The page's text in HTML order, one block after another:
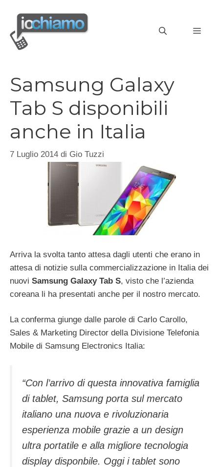
contenuto
Samsung Galaxy
Tab S disponibili
anche in Italia
7 Luglio 2014 di Gio Tuzzi
Arriva la svolta tanto attesa dagli utenti che erano in
attesa di notizie sulla commercializzazione in Italia dei
nuovi Samsung Galaxy Tab S, visto che l’azienda
coreana li ha presentati anche per il nostro mercato.
La conferma giunge dalle parole di Carlo Carollo,
Sales & Marketing Director della Divisione Telefonia
Mobile di Samsung Electronics Italia:
“Con l’arrivo di questa innovativa famiglia
di tablet, Samsung porta sul mercato
italiano una nuova e rivoluzionaria
esperienza mobile grazie a un design
ultra portatile e alla migliore tecnologia
display disponbile. Oggi i tablet sono